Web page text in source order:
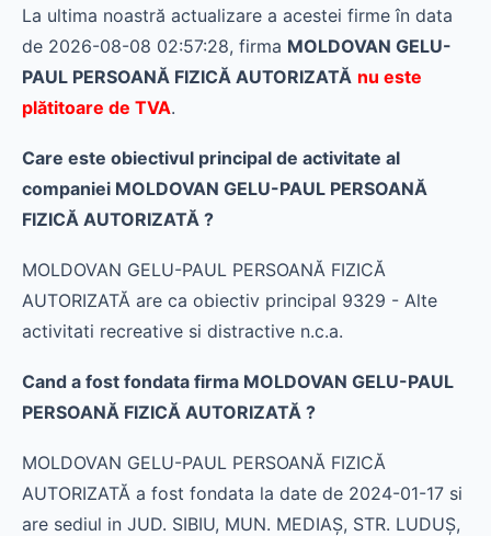
La ultima noastră actualizare a acestei firme în data
de 2026-08-08 02:57:28, firma MOLDOVAN GELU-
PAUL PERSOANĂ FIZICĂ AUTORIZATĂ nu este
plătitoare de TVA.
Care este obiectivul principal de activitate al
companiei MOLDOVAN GELU-PAUL PERSOANĂ
FIZICĂ AUTORIZATĂ ?
MOLDOVAN GELU-PAUL PERSOANĂ FIZICĂ
AUTORIZATĂ are ca obiectiv principal 9329 - Alte
activitati recreative si distractive n.c.a.
Cand a fost fondata firma MOLDOVAN GELU-PAUL
PERSOANĂ FIZICĂ AUTORIZATĂ ?
MOLDOVAN GELU-PAUL PERSOANĂ FIZICĂ
AUTORIZATĂ a fost fondata la date de 2024-01-17 si
are sediul in JUD. SIBIU, MUN. MEDIAŞ, STR. LUDUŞ,